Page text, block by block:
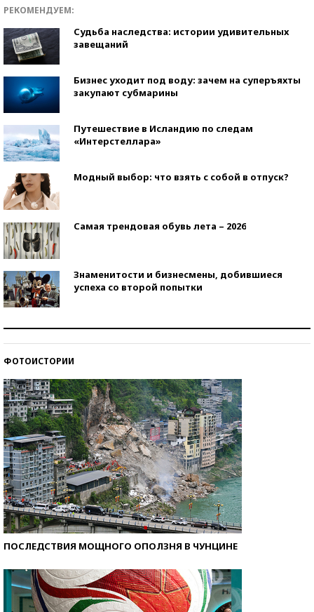
РЕКОМЕНДУЕМ:
Судьба наследства: истории удивительных
завещаний
Бизнес уходит под воду: зачем на суперъяхты
закупают субмарины
Путешествие в Исландию по следам
«Интерстеллара»
Модный выбор: что взять с собой в отпуск?
Самая трендовая обувь лета – 2026
Знаменитости и бизнесмены, добившиеся
успеха со второй попытки
ФОТОИСТОРИИ
ПОСЛЕДСТВИЯ МОЩНОГО ОПОЛЗНЯ В ЧУНЦИНЕ